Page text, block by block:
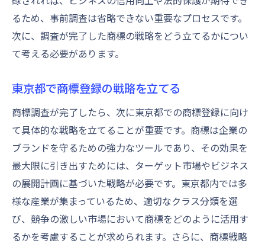
東京都での商標登録における時間短縮の方
法
東京都での商標取得を確実にするための手順
商標登録を確実にする東京都でのステップ
東京都での商標取得プロセスの流れ
商標取得を東京都で成功させるためのチェ
ックリスト
東京都で商標登録を確実にするための準備
東京都内での商標取得を円滑にするための
手法
るため、事前調査は省略できない重要なプロセスです。
次に、調査が完了した商標の戦略をどう立てるかについ
て考える必要があります。
東京都で商標登録の戦略を立てる
商標調査が完了したら、次に東京都での商標登録に向け
て具体的な戦略を立てることが重要です。商標は企業の
ブランドを守るための強力なツールであり、その効果を
最大限に引き出すためには、ターゲット市場やビジネス
の展開計画に基づいた戦略が必要です。東京都内では多
様な産業が集まっているため、適切なクラス分類を選
び、競争の激しい市場において商標をどのように活用す
るかを考慮することが求められます。さらに、商標戦略